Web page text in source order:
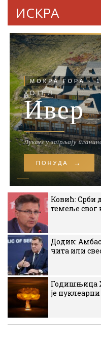
ИСКРА
Ковић: Срби
темеље свог
Додик:
чита или
Годишњица
је нуклеарни